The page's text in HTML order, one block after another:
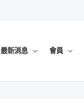
最新消息 會員